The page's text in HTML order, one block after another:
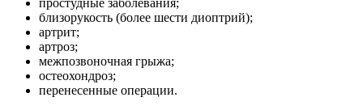
простудные заболевания;
близорукость (более шести диоптрий);
артрит;
артроз;
межпозвоночная грыжа;
остеохондроз;
перенесенные операции.